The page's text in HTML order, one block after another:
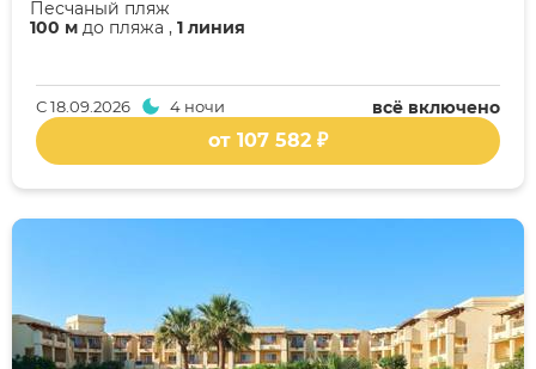
100 м до пляжа , 1 линия
Песчаный пляж
всё включено
С18.09.2026 4 ночи
от 107 582 ₽